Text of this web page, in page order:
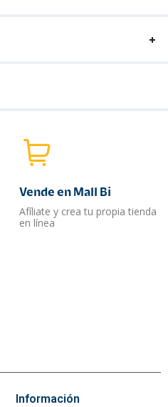
Vende en Mall Bi
Afíliate y crea tu propia tienda
en línea
Información